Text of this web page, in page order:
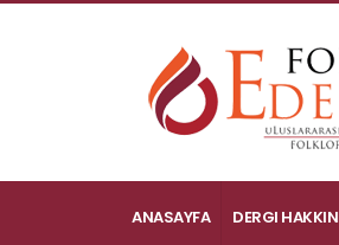
ANASAYFA DERGI